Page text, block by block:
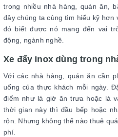
trong nhiều nhà hàng, quán ăn,
đây chúng ta cùng tìm hiểu kỹ
đó biết được nó mang đến vai
động, ngành nghề.
Xe đẩy inox dùng trong
Với các nhà hàng, quán ăn cần
uống của thực khách mỗi ngày.
điểm như là giờ ăn trưa hoặc là
thời gian này thì đầu bếp hoặc
rộn. Nhưng không thể nào thuê
phí.